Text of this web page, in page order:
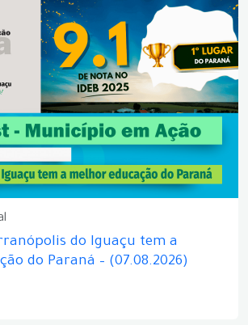
do Iguaçu tem a
do Paraná – (07.08.2026)